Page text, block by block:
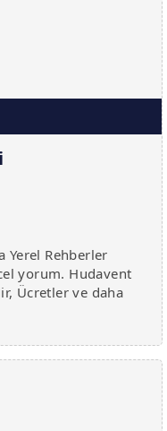
Yerel Rehberler
yorum. Hudavent
Ücretler ve daha